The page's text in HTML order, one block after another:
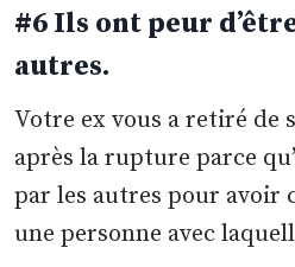
#6 Ils ont peur
autres.
Votre ex vous a retiré de
après la rupture parce
par les autres pour avoir
une personne avec